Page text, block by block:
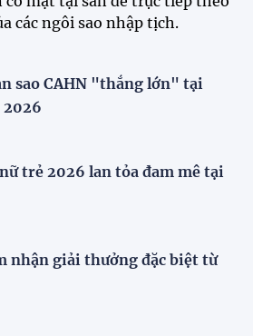
sao CAHN "thắng lớn" tại
2026
Nam